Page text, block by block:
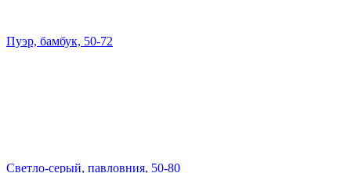
Пуэр, бамбук, 50-72
Светло-серый, павловния, 50-80